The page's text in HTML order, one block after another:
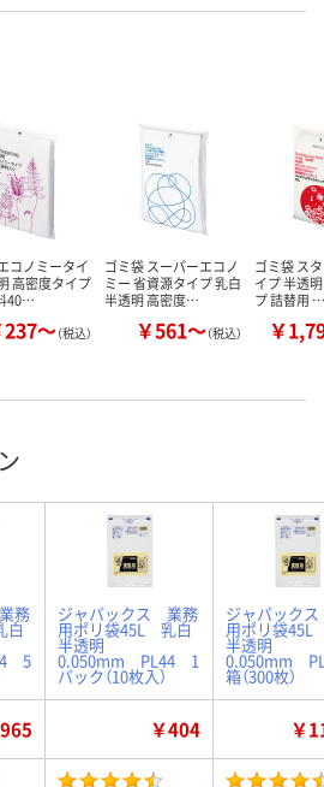
コノミータイ
高密度タイプ
40…
237～（税込）
ゴミ袋 スーパーエコノ
ミー 省資源タイプ 乳白
半透明 高密度…
￥561～（税込）
ゴミ袋 ス
イプ 半透
プ 詰替用 …
￥
務
白
5
ジャパックス 業務
用ポリ袋45L 乳白
半透明
0.050mm PL44 1
パック（10枚入）
ジャパック
用ポリ袋
半透明
0.050mm
箱（300枚）
￥404 ￥